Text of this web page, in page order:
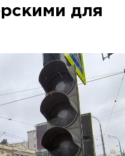
для